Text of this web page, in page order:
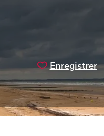
Enregistrer